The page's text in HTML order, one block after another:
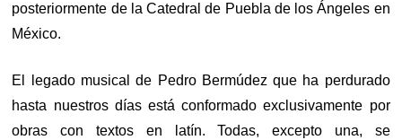
posteriormente de la Catedral de Puebla de los Ángeles en
México.
El legado musical de Pedro Bermúdez que ha perdurado
hasta nuestros días está conformado exclusivamente por
obras con textos en latín. Todas, excepto una, se